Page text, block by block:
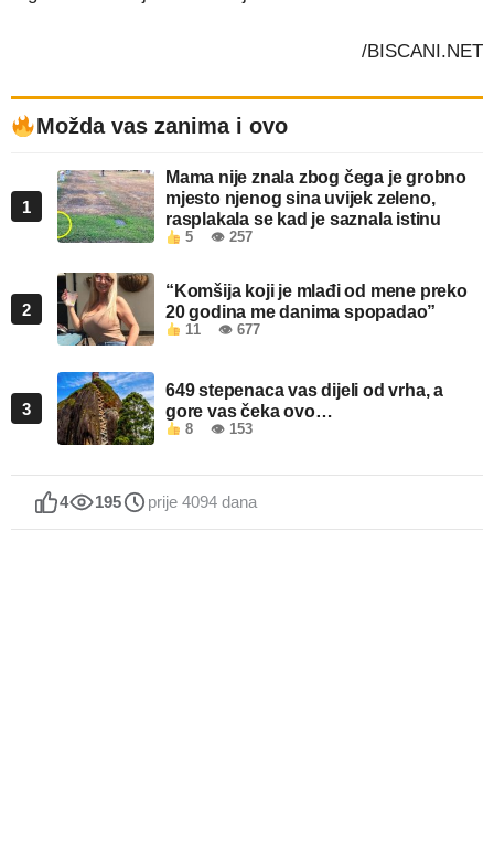
/BISCANI.NET
Možda vas zanima i ovo
1
Mama nije znala zbog čega je grobno
mjesto njenog sina uvijek zeleno,
rasplakala se kad je saznala istinu
5 👁 257
2
“Komšija koji je mlađi od mene preko
20 godina me danima spopadao”
11 👁 677
3
649 stepenaca vas dijeli od vrha, a
gore vas čeka ovo…
8 👁 153
4 195 prije 4094 dana